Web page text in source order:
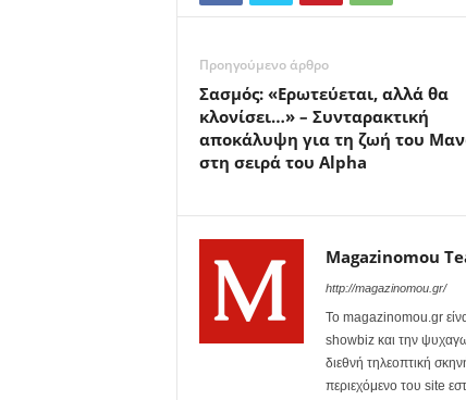
Προηγούμενο άρθρο
Σασμός: «Ερωτεύεται, αλλά θα
κλονίσει…» – Συνταρακτική
αποκάλυψη για τη ζωή του
στη σειρά του Alpha
Magazinomou
http://magazinomou.gr/
Το magazinomou.gr
showbiz και την
διεθνή τηλεοπτική
περιεχόμενο του site